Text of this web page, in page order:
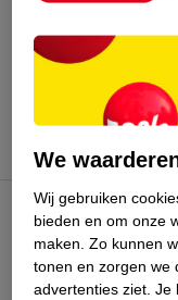
augustus 2026.
Kruidvat Club
Klantenservice
We
Wij gebruiken
bieden en om onze
maken. Zo kunnen
tonen en zorgen we
advertenties ziet. Je